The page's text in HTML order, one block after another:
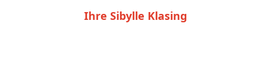
Ihre Sibylle Klasing